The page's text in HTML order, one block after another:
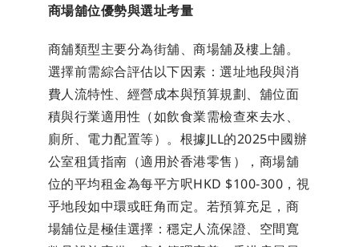
商場舖位優勢與選址考量
商舖類型主要分為街舖、商場舖及樓上舖。
選擇前需綜合評估以下因素：選址地段與消
費人流特性、經營成本與預算規劃、舖位面
積與行業適用性（如飲食業需檢查來去水、
廁所、電力配置等）。根據JLL的2025中國辦
公室租賃指南（適用於香港零售），商場舖
位的平均租金為每平方呎HKD $100-300，視
乎地段如中環或旺角而定。若預算充足，商
場舖位是極佳選擇：穩定人流保證、空間寬